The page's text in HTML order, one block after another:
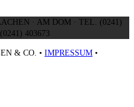
· AM DOM · TEL. (0241)
403673
& CO. • IMPRESSUM •